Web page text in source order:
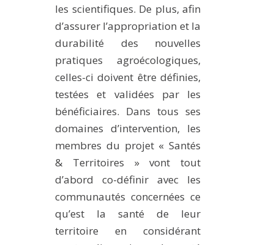
les scientifiques. De plus, afin
d’assurer l’appropriation et la
durabilité des nouvelles
pratiques agroécologiques,
celles-ci doivent être définies,
testées et validées par les
bénéficiaires. Dans tous ses
domaines d’intervention, les
membres du projet « Santés
& Territoires » vont tout
d’abord co-définir avec les
communautés concernées ce
qu’est la santé de leur
territoire en considérant